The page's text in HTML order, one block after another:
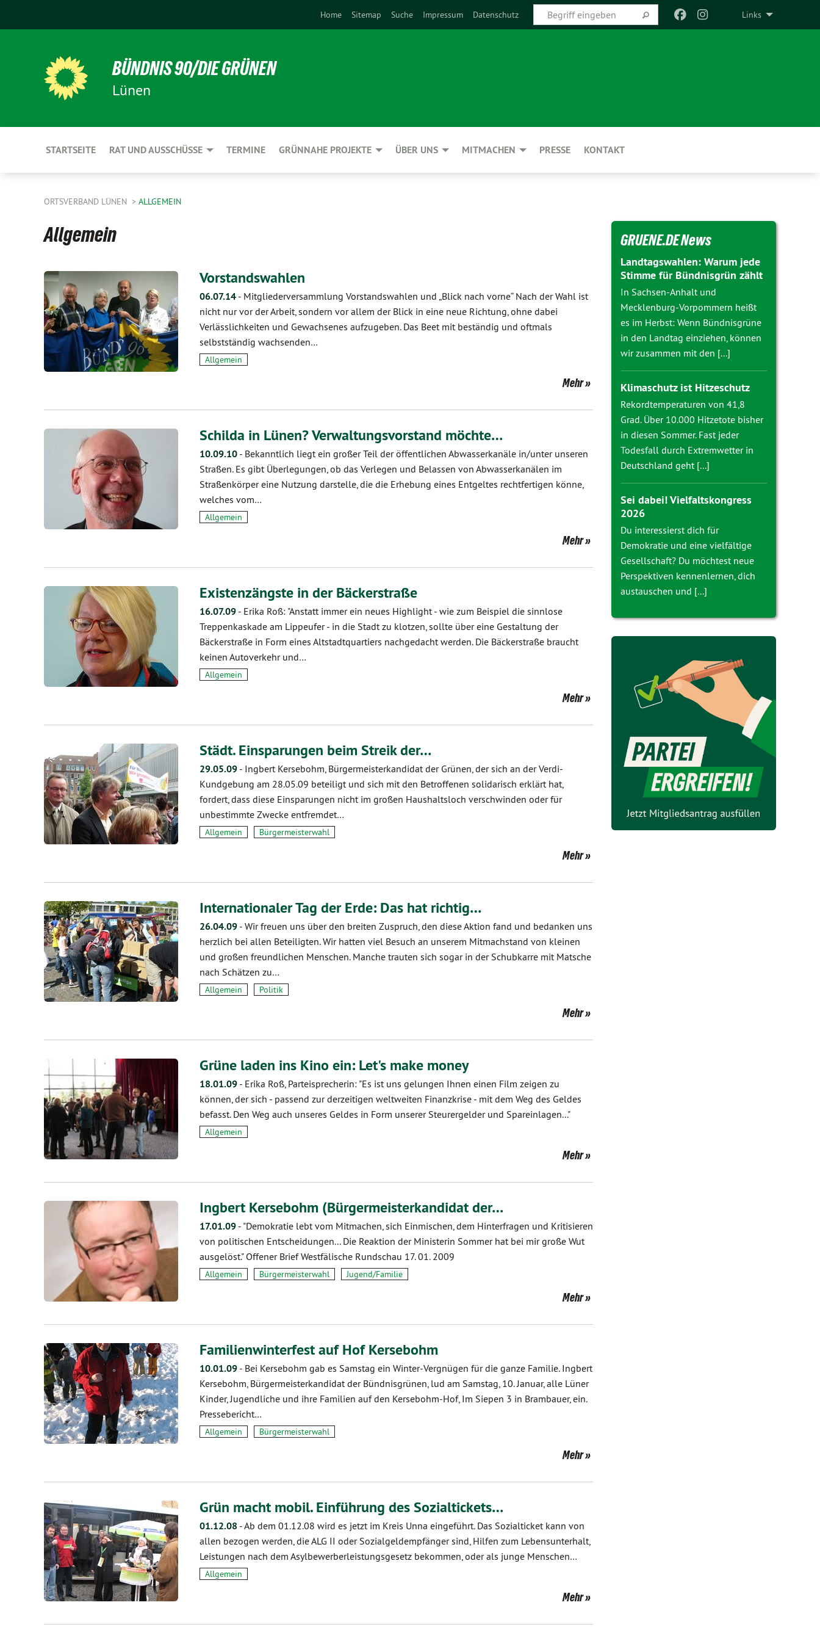
Links
Home Sitemap Suche Impressum Datenschutz
BÜNDNIS 90/DIE GRÜNEN
Lünen
STARTSEITE RAT UND AUSSCHÜSSE TERMINE GRÜNNAHE PROJEKTE ÜBER UNS MITMACHEN PRESSE KONTAKT
ORTSVERBAND LÜNEN ALLGEMEIN
Allgemein
Vorstandswahlen
06.07.14 - Mitgliederversammlung Vorstandswahlen und „Blick nach vorne“ Nach der Wahl ist
nicht nur vor der Arbeit, sondern vor allem der Blick in eine neue Richtung, ohne dabei
Verlässlichkeiten und Gewachsenes aufzugeben. Das Beet mit beständig und oftmals
selbstständig wachsenden…
Allgemein
Mehr
Schilda in Lünen? Verwaltungs­vorstand möchte…
10.09.10 - Bekanntlich liegt ein großer Teil der öffentlichen Abwasser­kanäle in/unter unseren
Straßen. Es gibt Über­legungen, ob das Verlegen und Belassen von Abwasser­kanälen im
Straßen­körper eine Nutzung darstelle, die die Erhebung eines Ent­geltes rechtfertigen könne,
welches vom…
Allgemein
Mehr
Existenzängste in der Bäckerstraße
16.07.09 - Erika Roß: "Anstatt immer ein neues Highlight - wie zum Beispiel die sinnlose
Treppenkaskade am Lippeufer - in die Stadt zu klotzen, sollte über eine Gestaltung der
Bäckerstraße in Form eines Altstadtquartiers nachgedacht werden. Die Bäckerstraße braucht
keinen Autoverkehr und…
Allgemein
Mehr
Städt. Einsparungen beim Streik der…
29.05.09 - Ingbert Kersebohm, Bürgermeisterkandidat der Grünen, der sich an der Verdi-
Kundgebung am 28.05.09 beteiligt und sich mit den Betroffenen solidarisch erklärt hat,
fordert, dass diese Einsparungen nicht im großen Haushaltsloch verschwinden oder für
unbestimmte Zwecke entfremdet…
Allgemein Bürgermeisterwahl
Mehr
Internationaler Tag der Erde: Das hat richtig…
26.04.09 - Wir freuen uns über den breiten Zuspruch, den diese Aktion fand und bedanken uns
herzlich bei allen Beteiligten. Wir hatten viel Besuch an unserem Mitmachstand von kleinen
und großen freundlichen Menschen. Manche trauten sich sogar in der Schubkarre mit Matsche
nach Schätzen zu…
Allgemein Politik
Mehr
Grüne laden ins Kino ein: Let's make money
18.01.09 - Erika Roß, Parteisprecherin: "Es ist uns gelungen Ihnen einen Film zeigen zu
können, der sich - passend zur derzeitigen weltweiten Finanzkrise - mit dem Weg des Geldes
befasst. Den Weg auch unseres Geldes in Form unserer Steurergelder und Spareinlagen..."
Allgemein
Mehr
Ingbert Kersebohm (Bürgermeisterkandidat der…
17.01.09 - "Demokratie lebt vom Mitmachen, sich Einmischen, dem Hinterfragen und Kritisieren
von politischen Entscheidungen... Die Reaktion der Ministerin Sommer hat bei mir große Wut
ausgelöst." Offener Brief Westfälische Rundschau 17. 01. 2009
Allgemein Bürgermeisterwahl Jugend/Familie
Mehr
Familienwinterfest auf Hof Kersebohm
10.01.09 - Bei Kersebohm gab es Samstag ein Winter-Vergnügen für die ganze Familie. Ingbert
Kersebohm, Bürgermeisterkandidat der Bündnisgrünen, lud am Samstag, 10. Januar, alle Lüner
Kinder, Jugendliche und ihre Familien auf den Kersebohm-Hof, Im Siepen 3 in Brambauer, ein.
Pressebericht…
Allgemein Bürgermeisterwahl
Mehr
Grün macht mobil. Einführung des Sozialtickets…
01.12.08 -Ab dem 01.12.08 wird es jetzt im Kreis Unna eingeführt. Das Sozialticket kann von
allen bezogen werden, die ALG II oder Sozialgeldempfänger sind, Hilfen zum Lebensunterhalt,
Leistungen nach dem Asylbewerberleistungsgesetz bekommen, oder als junge Menschen…
Allgemein
Mehr
GRUENE.DE News
Landtagswahlen: Warum jede
Stimme für Bündnisgrün zählt
In Sachsen-Anhalt und
Mecklenburg-Vorpommern heißt
es im Herbst: Wenn Bündnisgrüne
in den Landtag einziehen, können
wir zusammen mit den [...]
Klimaschutz ist Hitzeschutz
Rekordtemperaturen von 41,8
Grad. Über 10.000 Hitzetote bisher
in diesen Sommer. Fast jeder
Todesfall durch Extremwetter in
Deutschland geht [...]
Sei dabei! Vielfaltskongress
2026
Du interessierst dich für
Demokratie und eine vielfältige
Gesellschaft? Du möchtest neue
Perspektiven kennenlernen, dich
austauschen und [...]